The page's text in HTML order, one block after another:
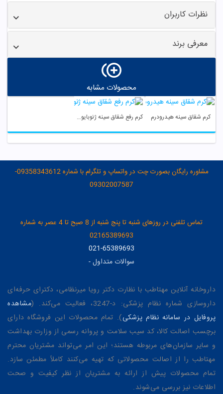
نظرات کاربران
معرفی برند
محصولات مشابه
کرم شقاق سینه هیدرودرم کرم رفع شقاق سینه ژنوبایوتیک
مشاوره رایگان بصورت چت در واتساپ و تلگرام با شماره 09358343612-
09302007587
تماس تلفنی در روزهای شنبه تا پنج شنبه از 8 صبح تا 4 عصر به شماره
02165389693
021-65389693
سوالات متداول-
داروخانه آنلاین مهتاطب با نظارت دکتر رویا میرنظامی، دکترای حرفه‌ای
داروسازی شماره نظام پزشکی: د-3247، فعالیت می‌کند. (
مشاهده
پروفایل در سامانه نظام پزشکی). تمام محصولات این فروشگاه دارای
برچسب اصالت کالا، کد سیب سلامت و پروانه رسمی از وزارت بهداشت
و سایر سازمان‌های مربوطه هستند؛ این امر می‌تواند مشتریان محترم
مهتاطب را از اصالت محصولاتی که تهیه می‌کنند کاملاً مطمئن سازد.
تمام محصولات پیش از ارائه به مشتریان از نظر کیفیت و صحت
اطلاعات نیز بررسی می‌شوند.